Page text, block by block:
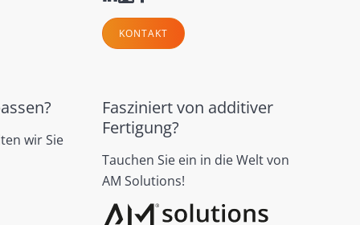
KONTAKT
wir Sie
Fasziniert von additiver
Fertigung?
Tauchen Sie ein in die Welt von
AM Solutions!